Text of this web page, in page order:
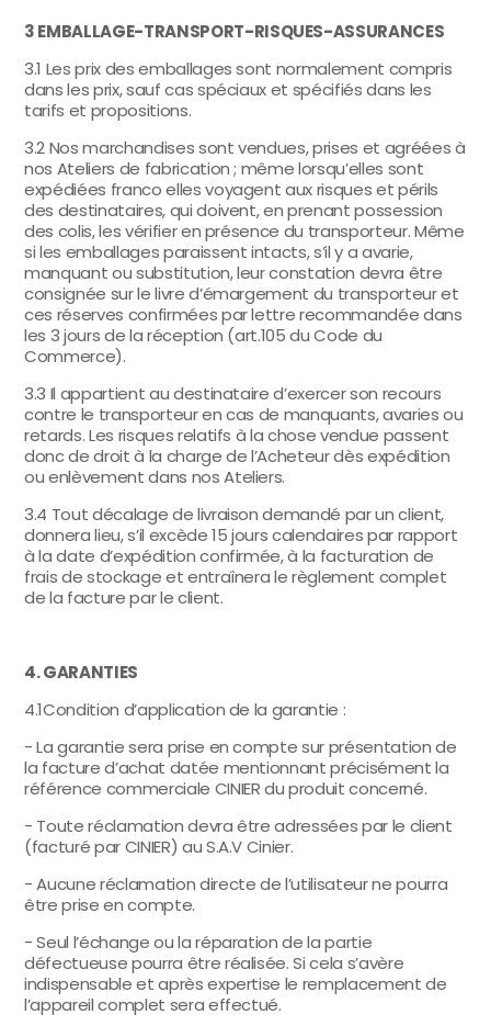
3 EMBALLAGE-TRANSPORT-RISQUES-ASSURANCES
3.1 Les prix des emballages sont normalement compris
dans les prix, sauf cas spéciaux et spécifiés dans les
tarifs et propositions.
3.2 Nos marchandises sont vendues, prises et agréées à
nos Ateliers de fabrication ; même lorsqu’elles sont
expédiées franco elles voyagent aux risques et périls
des destinataires, qui doivent, en prenant possession
des colis, les vérifier en présence du transporteur. Même
si les emballages paraissent intacts, s’il y a avarie,
manquant ou substitution, leur constation devra être
consignée sur le livre d’émargement du transporteur et
ces réserves confirmées par lettre recommandée dans
les 3 jours de la réception (art.105 du Code du
Commerce).
3.3 Il appartient au destinataire d’exercer son recours
contre le transporteur en cas de manquants, avaries ou
retards. Les risques relatifs à la chose vendue passent
donc de droit à la charge de l’Acheteur dès expédition
ou enlèvement dans nos Ateliers.
3.4 Tout décalage de livraison demandé par un client,
donnera lieu, s’il excède 15 jours calendaires par rapport
à la date d’expédition confirmée, à la facturation de
frais de stockage et entraînera le règlement complet
de la facture par le client.
4. GARANTIES
4.1Condition d’application de la garantie :
- La garantie sera prise en compte sur présentation de
la facture d’achat datée mentionnant précisément la
référence commerciale CINIER du produit concerné.
- Toute réclamation devra être adressées par le client
(facturé par CINIER) au S.A.V Cinier.
- Aucune réclamation directe de l’utilisateur ne pourra
être prise en compte.
- Seul l’échange ou la réparation de la partie
défectueuse pourra être réalisée. Si cela s’avère
indispensable et après expertise le remplacement de
l’appareil complet sera effectué.